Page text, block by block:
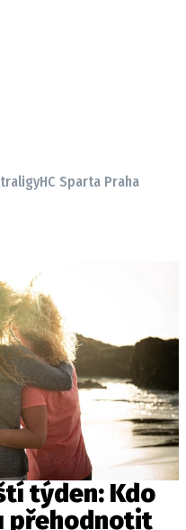
HC Sparta Praha
týden: Kdo
přehodnotit